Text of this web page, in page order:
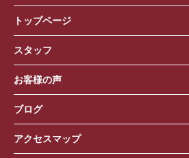
トップページ
スタッフ
お客様の声
ブログ
アクセスマップ